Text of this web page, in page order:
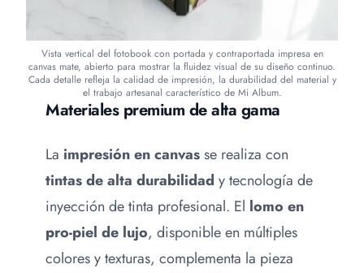
Materiales premium de alta gama
La impresión en canvasse realiza con
tintas de alta durabilidad y tecnología de
inyección de tinta profesional. El lomo en
pro-piel de lujo, disponible en múltiples
colores y texturas, complementa la pieza
Vista vertical del fotobook con portada y contraportada impresa en
canvas mate, abierto para mostrar la fluidez visual de su diseño continuo.
Cada detalle refleja la calidad de impresión, la durabilidad del material y
el trabajo artesanal característico de Mi Album.